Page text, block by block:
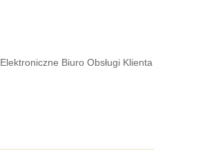
Elektroniczne Biuro Obsługi Klienta